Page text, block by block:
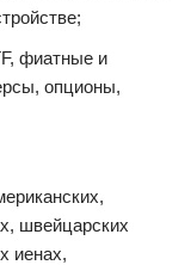
фиатные и
опционы,
швейцарских
иенах,